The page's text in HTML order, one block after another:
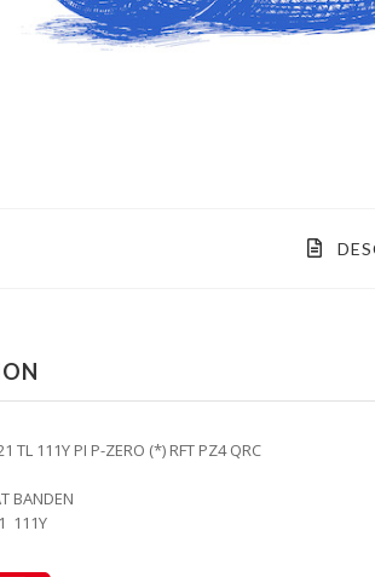
TL 111Y PI P-ZERO (*) RFT PZ4 QRC
BANDEN
111Y